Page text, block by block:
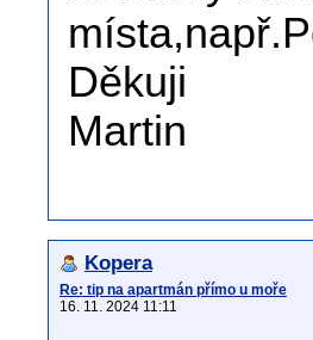
Děkuji
Martin
Kopera
Re: tip na apartmán přímo u moře
16. 11. 2024 11:11